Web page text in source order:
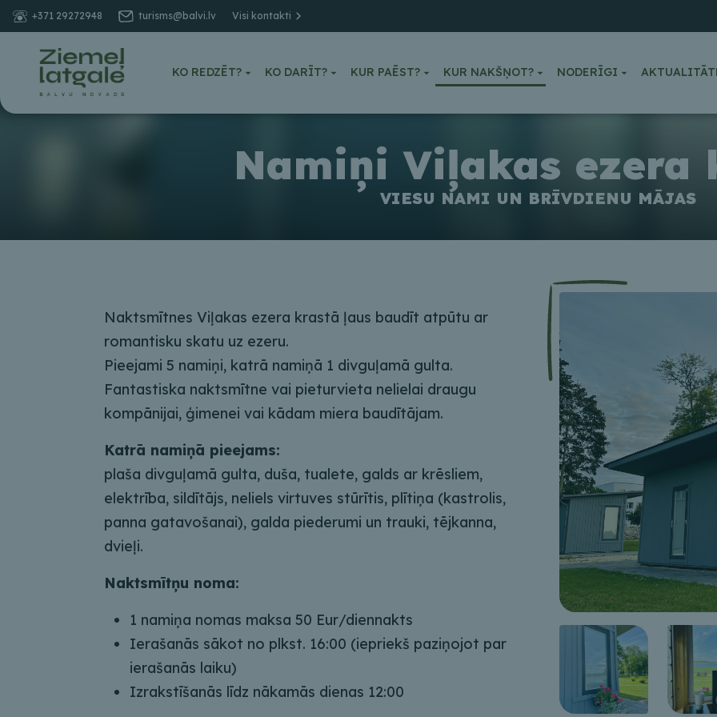
+371 29272948 turisms@balvi.lv Visi kontakti
KO REDZĒT? KO DARĪT? KUR PAĒST? KUR NAKŠŅOT? NODERĪGI
Namiņi Viļakas ezera
VIESU NAMI UN BRĪVDIENU MĀJAS
Naktsmītnes Viļakas ezera krastā ļaus baudīt atpūtu ar
romantisku skatu uz ezeru.
Pieejami 5 namiņi, katrā namiņā 1 divguļamā gulta.
Fantastiska naktsmītne vai pieturvieta nelielai draugu
kompānijai, ģimenei vai kādam miera baudītājam.
Katrā namiņā pieejams:
plaša divguļamā gulta, duša, tualete, galds ar krēsliem,
elektrība, sildītājs, neliels virtuves stūrītis, plītiņa (kastrolis,
panna gatavošanai), galda piederumi un trauki, tējkanna,
dvieļi.
Naktsmītņu noma:
1 namiņa nomas maksa 50 Eur/diennakts
Ierašanās sākot no plkst. 16:00 (iepriekš paziņojot par
ierašanās laiku)
Izrakstīšanās līdz nākamās dienas 12:00